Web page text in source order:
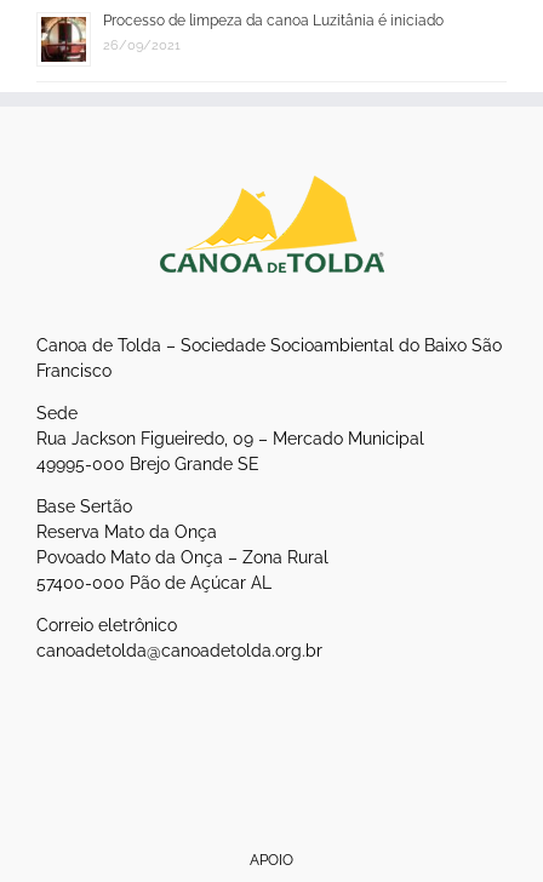
Processo de limpeza da canoa Luzitânia é iniciado
26/09/2021
Canoa de Tolda – Sociedade Socioambiental do Baixo São
Francisco
Sede
Rua Jackson Figueiredo, 09 – Mercado Municipal
49995-000 Brejo Grande SE
Base Sertão
Reserva Mato da Onça
Povoado Mato da Onça – Zona Rural
57400-000 Pão de Açúcar AL
Correio eletrônico
canoadetolda@canoadetolda.org.br
APOIO